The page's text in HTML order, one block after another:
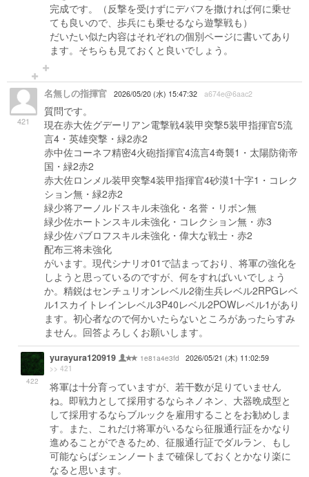
完成です。（反撃を受けずにデバフを撒ければ何に乗せ
ても良いので、歩兵にも乗せるなら遊撃戦も）
だいたい似た内容はそれぞれの個別ページに書いてあり
ます。そちらも見ておくと良いでしょう。
421
名無しの指揮官 2026/05/20 (水) 15:47:32 a674e@6aac2
質問です。
現在赤大佐グデーリアン電撃戦4装甲突撃5装甲指揮官5流
言4・英雄突撃・緑2赤2
赤中佐コーネフ精密4火砲指揮官4流言4奇襲1・太陽防衛帝
国・緑2赤2
赤大佐ロンメル装甲突撃4装甲指揮官4砂漠1十字1・コレク
ション無・緑2赤2
緑少将アーノルドスキル未強化・名誉・リボン無
緑少佐ホートンスキル未強化・コレクション無・赤3
緑少佐パブロフスキル未強化・偉大な戦士・赤2
配布三将未強化
がいます。現代シナリオ01で詰まっており、将軍の強化を
しようと思っているのですが、何をすればいいでしょう
か。精鋭はセンチュリオンレベル2衛生兵レベル2RPGレベ
ル1スカイトレインレベル3P40レベル2POWレベル1があり
ます。初心者なので何かいたらないところがあったらすみ
ません。回答よろしくお願いします。
422
yurayura120919 1e81a4e3fd 2026/05/21 (木) 11:02:59
>> 421
将軍は十分育っていますが、若干数が足りていません
ね。即戦力として採用するならネノネン、大器晩成型と
して採用するならブルックを雇用することをお勧めしま
す。また、これだけ将軍がいるなら征服通行証をかなり
進めることができるため、征服通行証でダルラン、もし
可能ならばシェンノートまで確保しておくとかなり楽に
なると思います。